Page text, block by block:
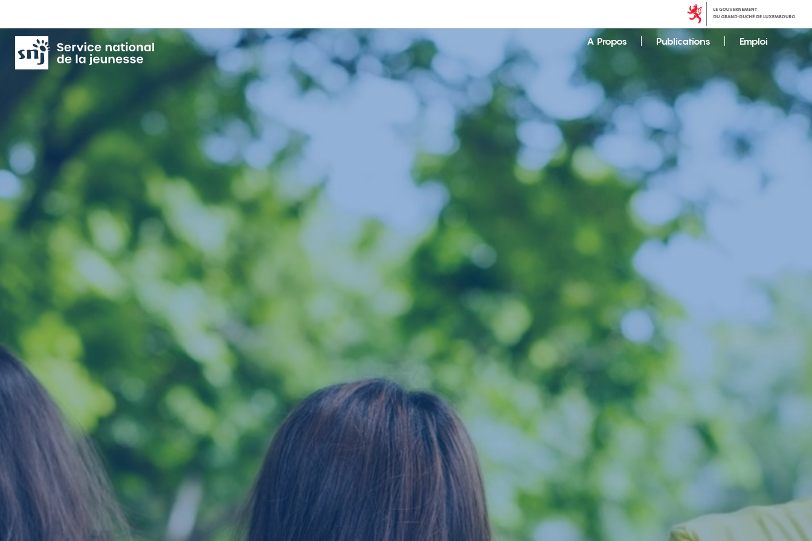
A Propos Publications Emploi